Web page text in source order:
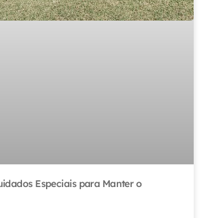
Especiais para Manter o